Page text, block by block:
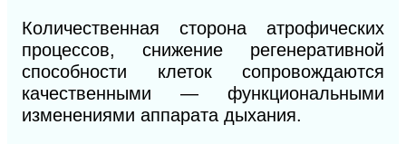
Количественная сторона атрофических
процессов, снижение регенеративной
способности клеток сопровождаются
качественными — функциональными
изменениями аппарата дыхания.